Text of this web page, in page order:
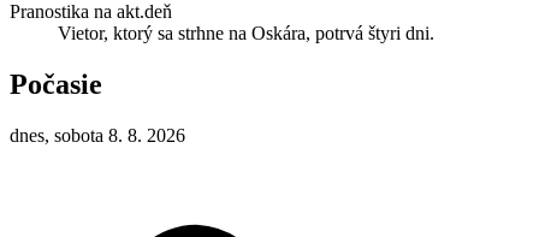
Pranostika na akt.deň
Vietor, ktorý sa strhne na Oskára, potrvá štyri dni.
Počasie
dnes, sobota 8. 8. 2026